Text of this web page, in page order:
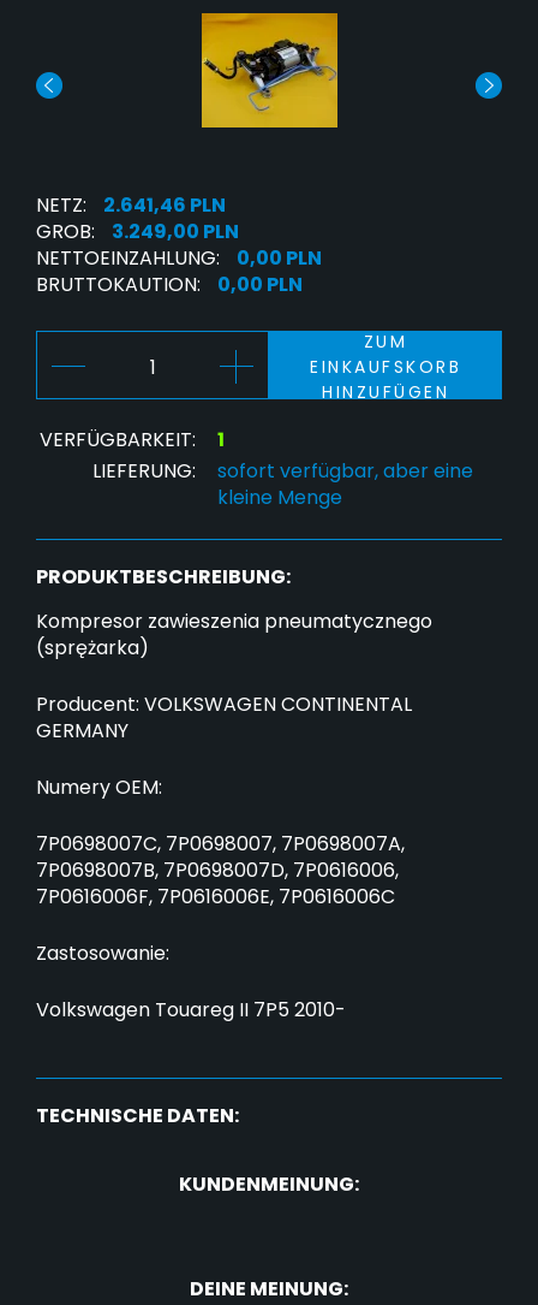
NETZ:
2.641,46 PLN
GROB:
3.249,00 PLN
NETTOEINZAHLUNG:
0,00 PLN
BRUTTOKAUTION:
0,00 PLN
ZUM
EINKAUFSKORB
HINZUFÜGEN
VERFÜGBARKEIT:
1
LIEFERUNG:
sofort verfügbar, aber eine
kleine Menge
PRODUKTBESCHREIBUNG:
Kompresor zawieszenia pneumatycznego
(sprężarka)
Producent: VOLKSWAGEN CONTINENTAL
GERMANY
Numery OEM:
7P0698007C, 7P0698007, 7P0698007A,
7P0698007B, 7P0698007D, 7P0616006,
7P0616006F, 7P0616006E, 7P0616006C
Zastosowanie:
Volkswagen Touareg II 7P5 2010-
TECHNISCHE DATEN:
KUNDENMEINUNG:
DEINE MEINUNG: